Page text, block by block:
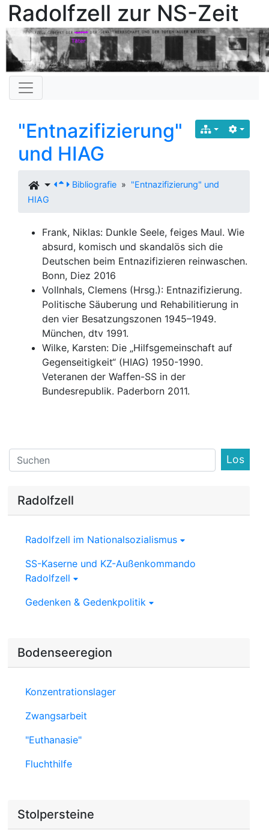
Radolfzell zur NS-Zeit
"Entnazifizierung"
und HIAG
Bibliografie » "Entnazifizierung" und
HIAG
Frank, Niklas: Dunkle Seele, feiges Maul. Wie
absurd, komisch und skandalös sich die
Deutschen beim Entnazifizieren reinwaschen.
Bonn, Diez 2016
Vollnhals, Clemens (Hrsg.): Entnazifizierung.
Politische Säuberung und Rehabilitierung in
den vier Besatzungszonen 1945–1949.
München, dtv 1991.
Wilke, Karsten: Die „Hilfsgemeinschaft auf
Gegenseitigkeit“ (HIAG) 1950-1990.
Veteranen der Waffen-SS in der
Bundesrepublik. Paderborn 2011.
Find
Radolfzell
Radolfzell im Nationalsozialismus
SS-Kaserne und KZ-Außenkommando
Radolfzell
Gedenken & Gedenkpolitik
Bodenseeregion
Konzentrationslager
Zwangsarbeit
"Euthanasie"
Fluchthilfe
Stolpersteine